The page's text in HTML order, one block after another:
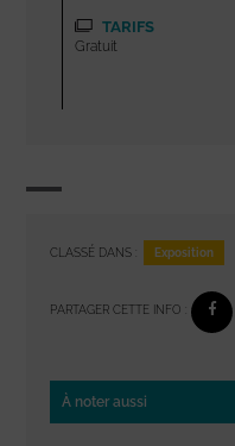
TARIFS
Gratuit
CLASSÉ DANS : Exposition
PARTAGER CETTE INFO :
À noter aussi